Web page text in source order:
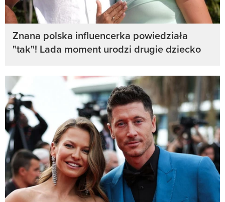
Znana polska influencerka powiedziała
"tak"! Lada moment urodzi drugie dziecko